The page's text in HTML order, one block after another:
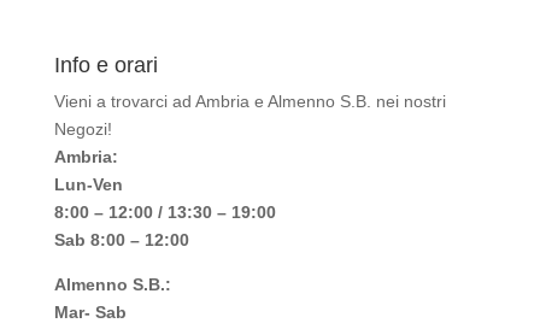
Info e orari
Vieni a trovarci ad Ambria e Almenno S.B. nei nostri
Negozi!
Ambria:
Lun-Ven
8:00 – 12:00 / 13:30 – 19:00
Sab 8:00 – 12:00
Almenno S.B.:
Mar- Sab